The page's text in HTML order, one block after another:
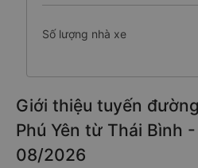
Số lượng nhà xe
Giới thiệu tuyến
Phú Yên từ Thái Bình
08/2026